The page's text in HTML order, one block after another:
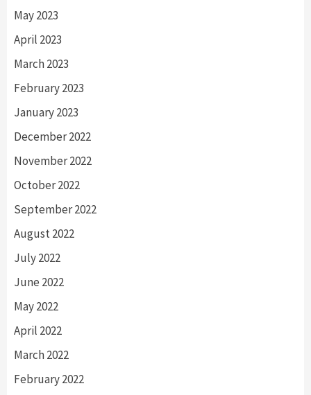
May 2023
April 2023
March 2023
February 2023
January 2023
December 2022
November 2022
October 2022
September 2022
August 2022
July 2022
June 2022
May 2022
April 2022
March 2022
February 2022